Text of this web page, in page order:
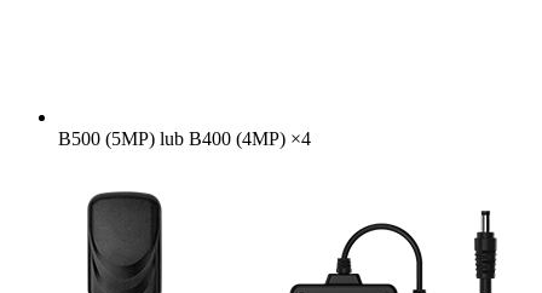
B500 (5MP) lub B400 (4MP) ×4